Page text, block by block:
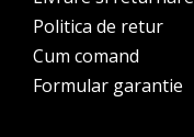
Politica de retur
Cum comand
Formular garantie